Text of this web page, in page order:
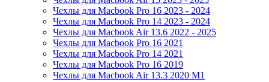
Чехлы для Macbook Pro 16 2023 - 2024
Чехлы для Macbook Pro 14 2023 - 2024
Чехлы для Macbook Air 13.6 2022 - 2025
Чехлы для Macbook Pro 16 2021
Чехлы для Macbook Pro 14 2021
Чехлы для Macbook Pro 16 2019
Чехлы для Macbook Air 13.3 2020 M1